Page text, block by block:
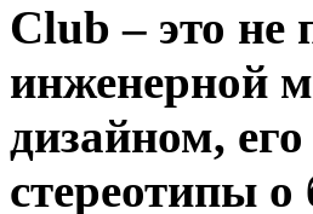
Club – это не
инженерной
дизайном,
стереотипы